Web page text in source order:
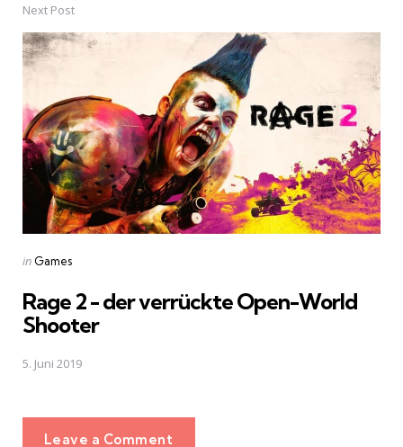
Next Post
Posted
in Games
Rage 2 - der verrückte Open-World
Shooter
5. Juni 2019
Leave a Comment